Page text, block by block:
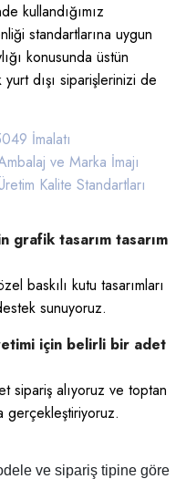
kullandığımız
standartlarına uygun
konusunda üstün
dışı siparişlerinizi de
İmalatı
ve Marka İmajı
Kalite Standartları
grafik tasarım tasarım
baskılı kutu tasarımları
sunuyoruz.
için belirli bir adet
sipariş alıyoruz ve toptan
gerçekleştiriyoruz.
ve sipariş tipine göre